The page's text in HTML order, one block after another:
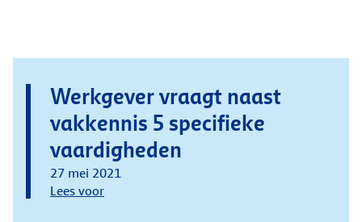
Werkgever vraagt naast
vakkennis 5 specifieke
vaardigheden
27 mei 2021
Lees voor